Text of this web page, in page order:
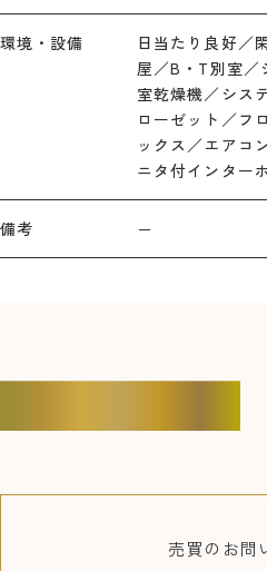
環境・設備
日当たり良好／
屋／B・T別室／
室乾燥機／シス
ローゼット／フ
ックス／エアコ
ニタ付インター
備考 －
売買の お問